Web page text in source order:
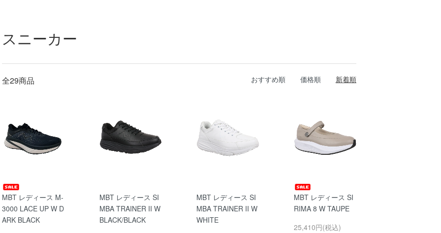
スニーカー
全29商品 おすすめ順 価格順 新着順
MBT レディース M-
3000 LACE UP W D
ARK BLACK
MBT レディース SI
MBA TRAINER II W
BLACK/BLACK
MBT レディース SI
MBA TRAINER II W
WHITE
MBT レディース SI
RIMA 8 W TAUPE
25,410円(税込)